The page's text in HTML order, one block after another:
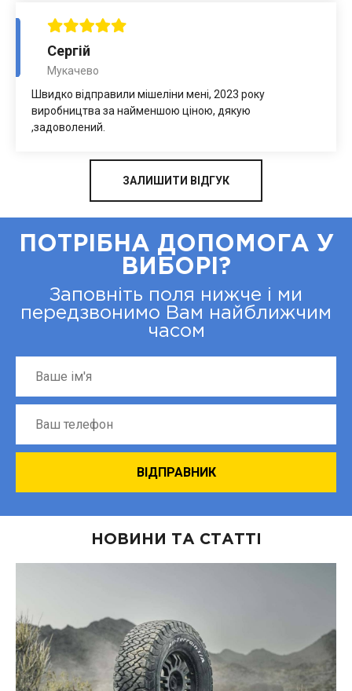
Сергій
Мукачево
Швидко відправили мішеліни мені, 2023 року
виробництва за найменшою ціною, дякую
,задоволений.
ЗАЛИШИТИ ВІДГУК
ПОТРІБНА ДОПОМОГА У
ВИБОРІ?
Заповніть поля нижче і ми
передзвонимо Вам найближчим
часом
НОВИНИ ТА СТАТТІ